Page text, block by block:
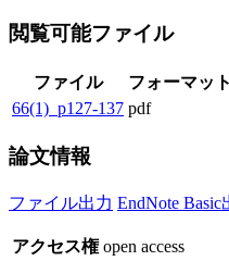
閲覧可能ファイル
ファイル フォーマット
66(1)_p127-137 pdf
論文情報
ファイル出力 EndNote Basic
アクセス権 open access